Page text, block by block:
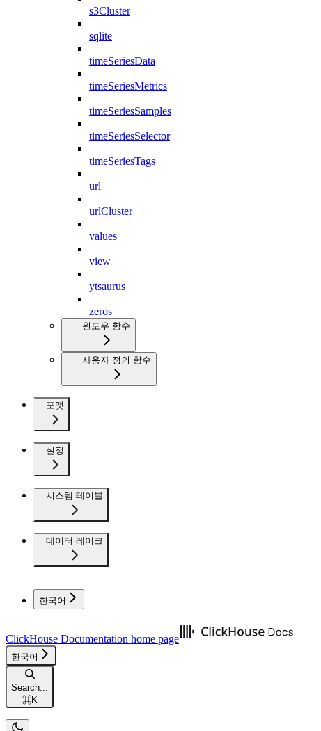
s3Cluster
sqlite
timeSeriesData
timeSeriesMetrics
timeSeriesSamples
timeSeriesSelector
timeSeriesTags
url
urlCluster
values
view
ytsaurus
zeros
윈도우 함수
사용자 정의 함수
포맷
설정
시스템 테이블
데이터 레이크
한국어
ClickHouse Documentation home page
한국어
Search...
⌘K